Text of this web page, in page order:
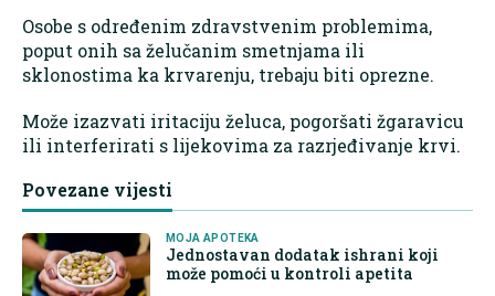
Osobe s određenim zdravstvenim problemima,
poput onih sa želučanim smetnjama ili
sklonostima ka krvarenju, trebaju biti oprezne.
Može izazvati iritaciju želuca, pogoršati žgaravicu
ili interferirati s lijekovima za razrjeđivanje krvi.
Povezane vijesti
MOJA APOTEKA
Jednostavan dodatak ishrani koji
može pomoći u kontroli apetita